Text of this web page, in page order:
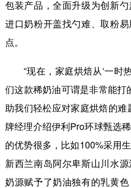
包装产品，全面升级为创新
进口奶粉开盖找勺难、取粉
点。
“现在，家庭烘焙从‘一时
们这款稀奶油可谓是非常能打
助我们轻松应对家庭烘焙的难
牌经理介绍伊利Pro环球甄选
的优势很多，比如100%采用
新西兰南岛阿尔卑斯山川水
奶源赋予了奶油独有的乳黄色